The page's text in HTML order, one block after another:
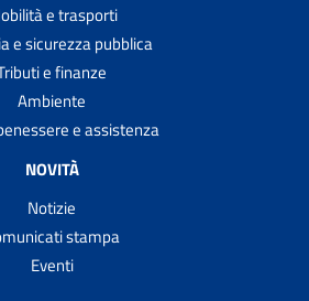
e trasporti
e sicurezza pubblica
e finanze
Ambiente
e assistenza
NOVITÀ
Notizie
stampa
Eventi